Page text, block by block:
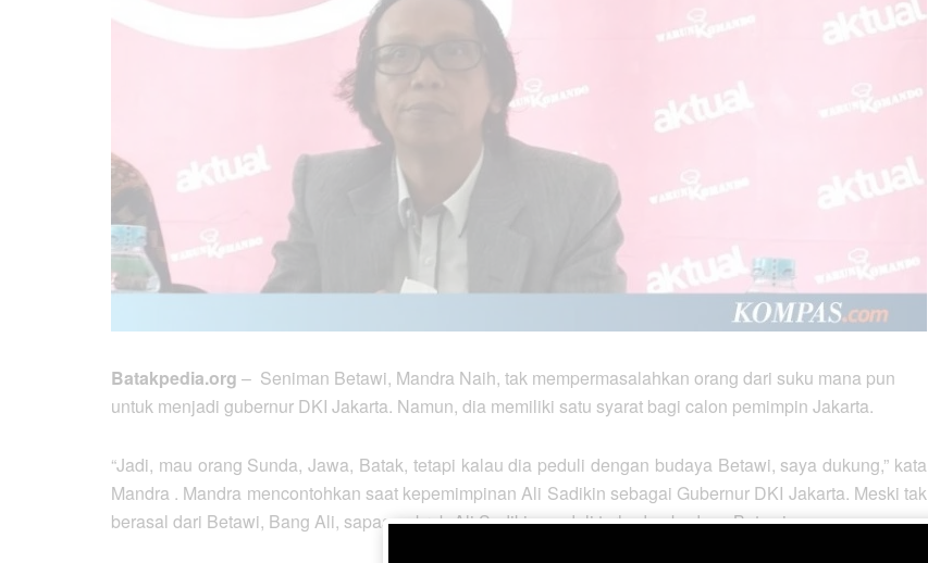
Batakpedia.org – Seniman Betawi, Mandra Naih, tak mempermasalahkan orang dari suku mana pun
untuk menjadi gubernur DKI Jakarta. Namun, dia memiliki satu syarat bagi calon pemimpin Jakarta.
“Jadi, mau orang Sunda, Jawa, Batak, tetapi kalau dia peduli dengan budaya Betawi, saya dukung,” kata
Mandra . Mandra mencontohkan saat kepemimpinan Ali Sadikin sebagai Gubernur DKI Jakarta. Meski tak
berasal dari Betawi, Bang Ali, sapaan akrab Ali Sadikin, peduli terhadap budaya Betawi.